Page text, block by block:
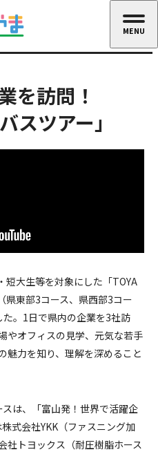
を訪問！
スツアー」
短大生等を対象にした「TOYA
県東部3コース、県西部3コー
。1日で県内の企業を3社訪
やオフィスの見学、元気な若手
魅力を知り、理解を深めること
は、「富山発！世界で活躍企
式会社YKK（ファスニング加
社トヨックス（耐圧樹脂ホース
MENU